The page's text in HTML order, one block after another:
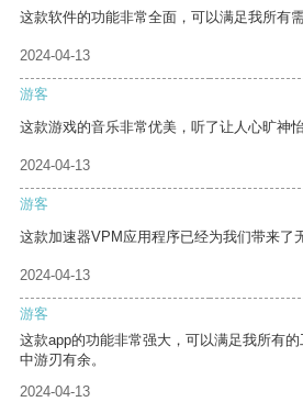
这款软件的功能非常全面，可以满足我所有需
2024-04-13
游客
这款游戏的音乐非常优美，听了让人心旷神怡
2024-04-13
游客
这款加速器VPM应用程序已经为我们带来了
2024-04-13
游客
这款app的功能非常强大，可以满足我所有
中游刃有余。
2024-04-13